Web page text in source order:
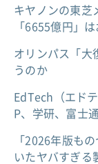
キヤノンの東芝
「6655億円」
オリンパス「大
うのか
EdTech（エド
P、学研、富士
「2026年版も
いたヤバすぎる